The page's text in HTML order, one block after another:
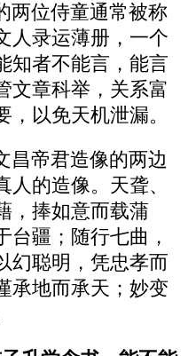
两位侍童通常被称
人录运薄册，一个
知者不能言，能言
文章科举，关系富
以免天机泄漏。
昌帝君造像的两边
的造像。天聋、
，捧如意而载蒲
台疆；随行七曲，
幻聪明，凭忠孝而
承地而承天；妙变